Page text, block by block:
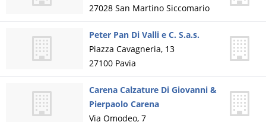
27028 San Martino Siccomario
Peter Pan Di Valli e C. S.a.s.
Piazza Cavagneria, 13
27100 Pavia
Carena Calzature Di Giovanni &
Pierpaolo Carena
Via Omodeo, 7